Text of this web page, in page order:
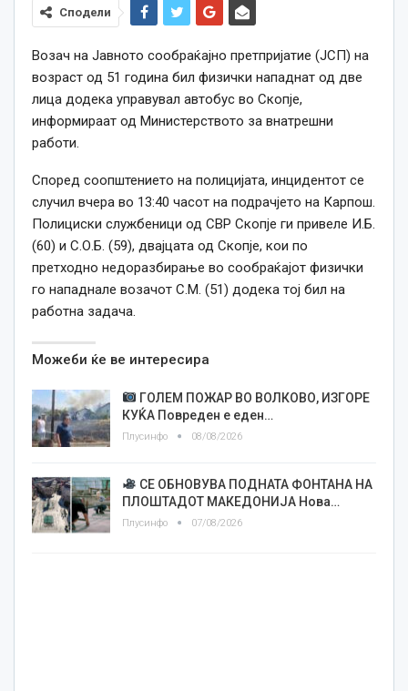
Сподели
Возач на Јавното сообраќајно претпријатие (ЈСП) на
возраст од 51 година бил физички нападнат од две
лица додека управувал автобус во Скопје,
информираат од Министерството за внатрешни
работи.
Според соопштението на полицијата, инцидентот се
случил вчера во 13:40 часот на подрачјето на Карпош.
Полициски службеници од СВР Скопје ги привеле И.Б.
(60) и С.О.Б. (59), двајцата од Скопје, кои по
претходно недоразбирање во сообраќајот физички
го нападнале возачот С.М. (51) додека тој бил на
работна задача.
Можеби ќе ве интересира
ГОЛЕМ ПОЖАР ВО ВОЛКОВО, ИЗГОРЕ
КУЌА Повреден е еден…
Плусинфо 08/08/2026
СЕ ОБНОВУВА ПОДНАТА ФОНТАНА НА
ПЛОШТАДОТ МАКЕДОНИЈА Нова…
Плусинфо 07/08/2026